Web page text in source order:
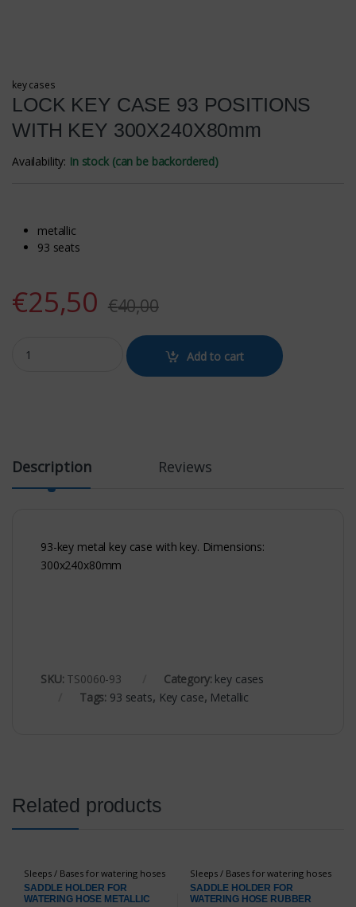
key cases
LOCK KEY CASE 93 POSITIONS
WITH KEY 300Χ240Χ80mm
Availability: In stock (can be backordered)
metallic
93 seats
€25,50 €40,00
LOCK KEY CASE 93 POSITIONS WITH KEY 300Χ240Χ80mm quantity
Add to cart
Description Reviews
93-key metal key case with key. Dimensions:
300x240x80mm
SKU: TS0060-93 Category: key cases
Tags: 93 seats, Key case, Metallic
Related products
Sleeps / Bases for watering hoses
SADDLE HOLDER FOR
WATERING HOSE METALLIC
Sleeps / Bases for watering hoses
SADDLE HOLDER FOR
WATERING HOSE RUBBER